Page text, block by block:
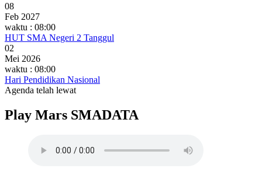
08
Feb 2027
waktu : 08:00
HUT SMA Negeri 2 Tanggul
02
Mei 2026
waktu : 08:00
Hari Pendidikan Nasional
Agenda telah lewat
Play Mars SMADATA